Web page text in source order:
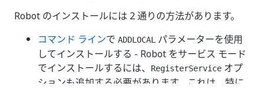
Robot のインストールには 2 通りの方法があります。
コマンド ラインで ADDLOCAL
パラメーターを使用
してインストールする - Robot をサービス モード
でインストールするには、
RegisterService オプ
ションも追加する必要があります。これは、特に